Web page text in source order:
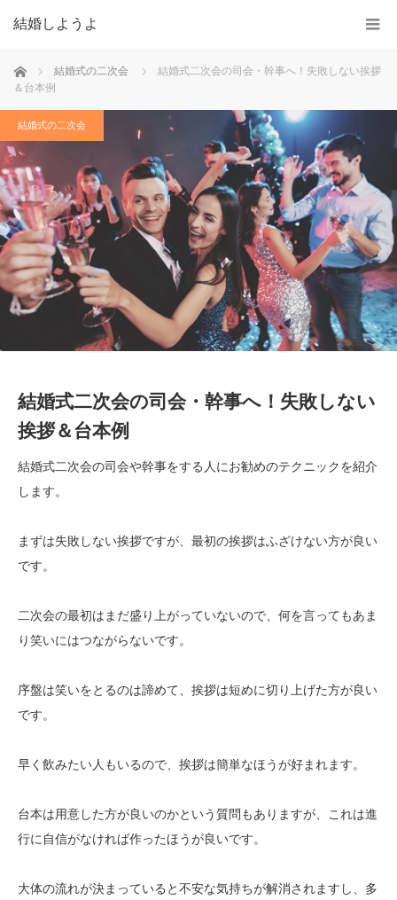
結婚しようよ
ホーム 結婚式の二次会
結婚式二次会の司会・幹事へ！失敗しない挨拶
＆台本例
結婚式の二次会
結婚式二次会の司会・幹事へ！失敗しない
挨拶＆台本例
結婚式二次会の司会や幹事をする人にお勧めのテクニックを紹介
します。
まずは失敗しない挨拶ですが、最初の挨拶はふざけない方が良い
です。
二次会の最初はまだ盛り上がっていないので、何を言ってもあま
り笑いにはつながらないです。
序盤は笑いをとるのは諦めて、挨拶は短めに切り上げた方が良い
です。
早く飲みたい人もいるので、挨拶は簡単なほうが好まれます。
台本は用意した方が良いのかという質問もありますが、これは進
行に自信がなければ作ったほうが良いです。
大体の流れが決まっていると不安な気持ちが解消されますし、多